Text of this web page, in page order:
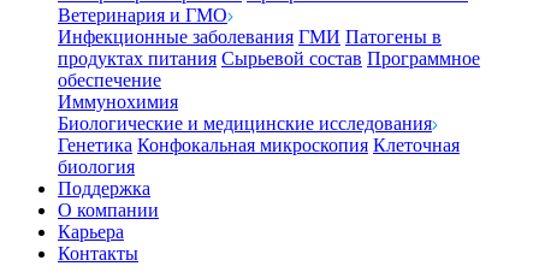
Ветеринария и ГМО
Инфекционные заболевания ГМИ Патогены в
продуктах питания Сырьевой состав Программное
обеспечение
Иммунохимия
Биологические и медицинские исследования
Генетика Конфокальная микроскопия Клеточная
биология
Поддержка
О компании
Карьера
Контакты